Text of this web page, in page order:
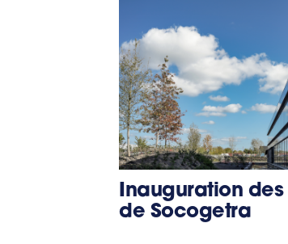
Inauguration
de Socogetra